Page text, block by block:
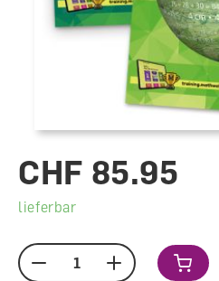
CHF 85.95
lieferbar
Menge